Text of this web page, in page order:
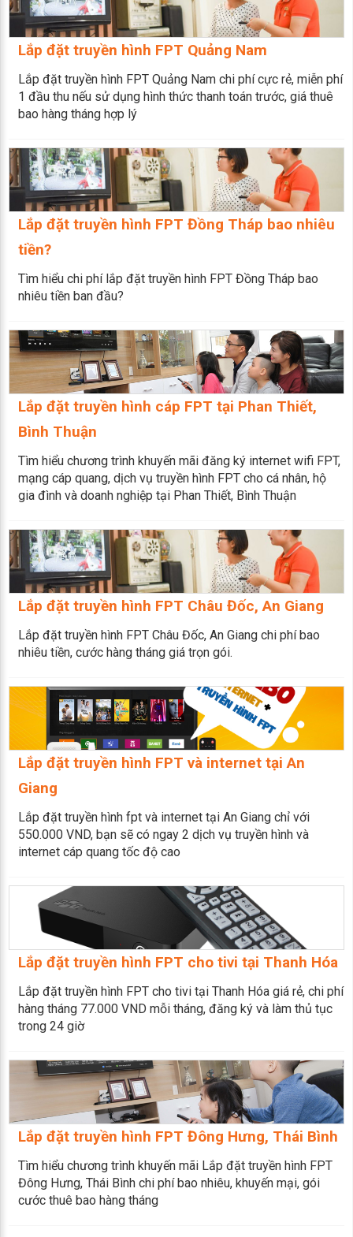
Lắp đặt truyền hình FPT Quảng Nam
Lắp đặt truyền hình FPT Quảng Nam chi phí cực rẻ, miễn phí
1 đầu thu nếu sử dụng hình thức thanh toán trước, giá thuê
bao hàng tháng hợp lý
Lắp đặt truyền hình FPT Đồng Tháp bao nhiêu
tiền?
Tìm hiểu chi phí lắp đặt truyền hình FPT Đồng Tháp bao
nhiêu tiền ban đầu?
Lắp đặt truyền hình cáp FPT tại Phan Thiết,
Bình Thuận
Tìm hiểu chương trình khuyến mãi đăng ký internet wifi FPT,
mạng cáp quang, dịch vụ truyền hình FPT cho cá nhân, hộ
gia đình và doanh nghiệp tại Phan Thiết, Bình Thuận
Lắp đặt truyền hình FPT Châu Đốc, An Giang
Lắp đặt truyền hình FPT Châu Đốc, An Giang chi phí bao
nhiêu tiền, cước hàng tháng giá trọn gói.
Lắp đặt truyền hình FPT và internet tại An
Giang
Lắp đặt truyền hình fpt và internet tại An Giang chỉ với
550.000 VND, bạn sẽ có ngay 2 dịch vụ truyền hình và
internet cáp quang tốc độ cao
Lắp đặt truyền hình FPT cho tivi tại Thanh Hóa
Lắp đặt truyền hình FPT cho tivi tại Thanh Hóa giá rẻ, chi phí
hàng tháng 77.000 VND mỗi tháng, đăng ký và làm thủ tục
trong 24 giờ
Lắp đặt truyền hình FPT Đông Hưng, Thái Bình
Tìm hiểu chương trình khuyến mãi Lắp đặt truyền hình FPT
Đông Hưng, Thái Bình chi phí bao nhiêu, khuyến mại, gói
cước thuê bao hàng tháng